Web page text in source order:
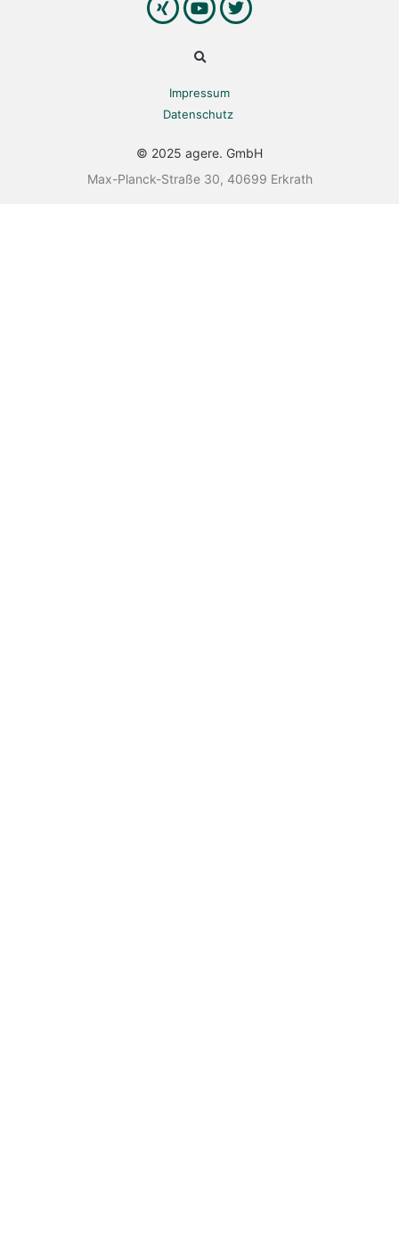
Impressum
Datenschutz
© 2025 agere. GmbH
Max-Planck-Straße 30, 40699 Erkrath